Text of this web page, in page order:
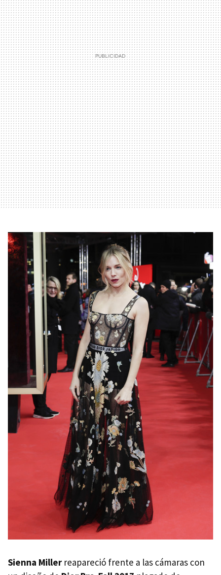
Sienna Millerreapareció frente a las cámaras con